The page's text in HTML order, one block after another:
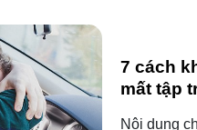
7 cách
mất tập
Nội dung